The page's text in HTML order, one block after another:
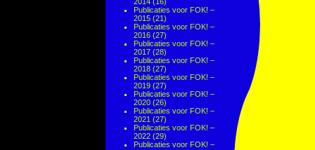
Publicaties voor FOK! –
2015 (21)
Publicaties voor FOK! –
2016 (27)
Publicaties voor FOK! –
2017 (28)
Publicaties voor FOK! –
2018 (27)
Publicaties voor FOK! –
2019 (27)
Publicaties voor FOK! –
2020 (26)
Publicaties voor FOK! –
2021 (27)
Publicaties voor FOK! –
2022 (29)
Publicaties voor FOK! –